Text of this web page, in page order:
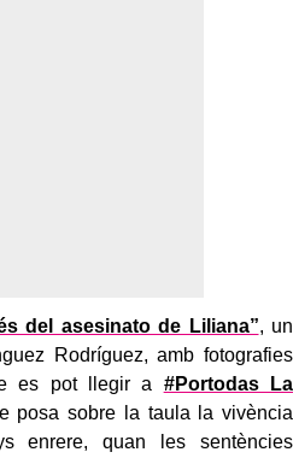
del asesinato de Liliana”, un
Rodríguez, amb fotografies
es pot llegir a #Portodas La
posa sobre la taula la vivència
enrere, quan les sentències